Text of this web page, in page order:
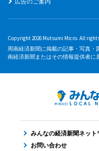
Copyright 2026 Mutsumi Micro. All
周南経済新聞に掲載の記事・写真・
南経済新聞またはその情報提供者に
みんなの経済新聞ネット
お問い合わせ